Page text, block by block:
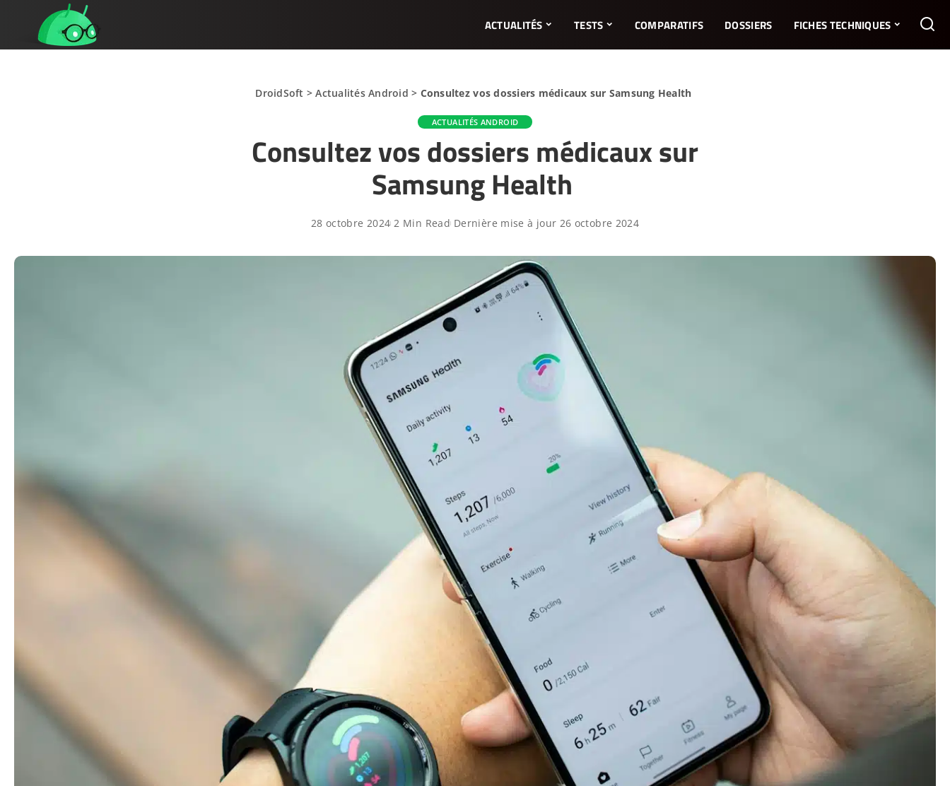
ACTUALITÉS TESTS COMPARATIFS DOSSIERS FICHES TECHNIQUES
DroidSoft >Actualités Android > Consultez vos dossiers médicaux sur Samsung Health
ACTUALITÉS ANDROID
Consultez vos dossiers médicaux sur
Samsung Health
28 octobre 2024 2 Min Read Dernière mise à jour 26 octobre 2024